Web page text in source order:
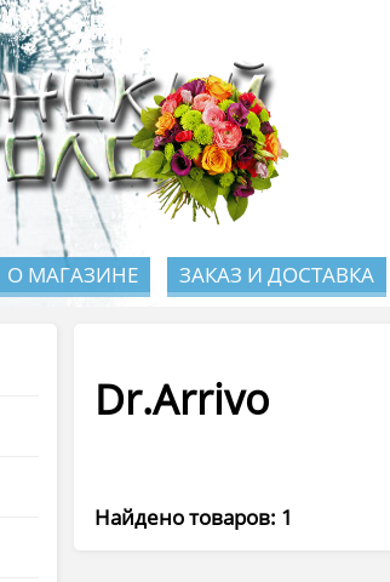
О МАГАЗИНЕ ЗАКАЗ И ДОСТАВКА
Dr.Arrivo
Найдено товаров: 1